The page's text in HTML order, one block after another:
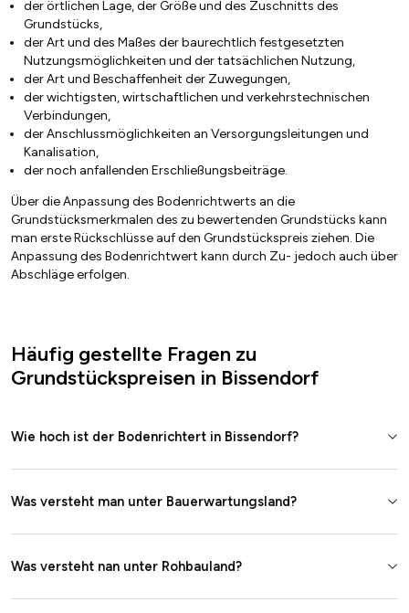
der örtlichen Lage, der Größe und des Zuschnitts des
Grundstücks,
der Art und des Maßes der baurechtlich festgesetzten
Nutzungsmöglichkeiten und der tatsächlichen Nutzung,
der Art und Beschaffenheit der Zuwegungen,
der wichtigsten, wirtschaftlichen und verkehrstechnischen
Verbindungen,
der Anschlussmöglichkeiten an Versorgungsleitungen und
Kanalisation,
der noch anfallenden Erschließungsbeiträge.
Über die Anpassung des Bodenrichtwerts an die
Grundstücksmerkmalen des zu bewertenden Grundstücks kann
man erste Rückschlüsse auf den Grundstückspreis ziehen. Die
Anpassung des Bodenrichtwert kann durch Zu- jedoch auch über
Abschläge erfolgen.
Häufig gestellte Fragen zu
Grundstückspreisen in Bissendorf
Wie hoch ist der Bodenrichtert in Bissendorf?
Was versteht man unter Bauerwartungsland?
Was versteht nan unter Rohbauland?